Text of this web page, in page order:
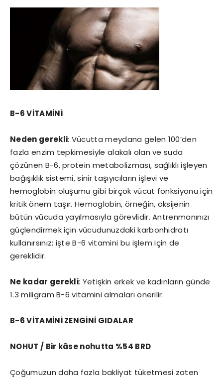
B-6 VİTAMİNİ
Neden gerekli: Vücutta meydana gelen 100’den
fazla enzim tepkimesiyle alakalı olan ve suda
çözünen B-6, protein metabolizması, sağlıklı işleyen
bağışıklık sistemi, sinir taşıyıcıların işlevi ve
hemoglobin oluşumu gibi birçok vücut fonksiyonu için
kritik önem taşır. Hemoglobin, örneğin, oksijenin
bütün vücuda yayılmasıyla görevlidir. Antrenmanınızı
güçlendirmek için vücudunuzdaki karbonhidratı
kullanırsınız; işte B-6 vitamini bu işlem için de
gereklidir.
Ne kadar gerekli: Yetişkin erkek ve kadınların günde
1.3 miligram B-6 vitamini almaları önerilir.
B-6 VİTAMİNİ ZENGİNİ GIDALAR
NOHUT / Bir kâse nohutta %54 BRD
Çoğumuzun daha fazla bakliyat tüketmesi zaten